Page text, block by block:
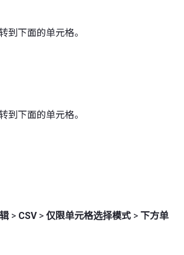
到下面的单元格。
到下面的单元格。
> CSV> 仅限单元格选择模式 > 下方单